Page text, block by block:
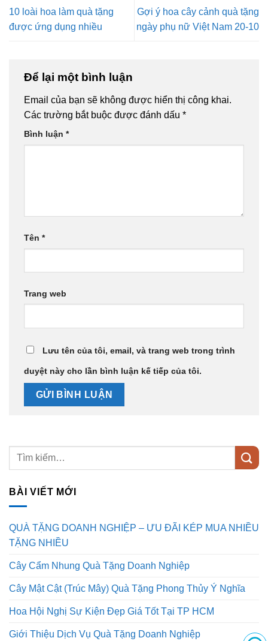
10 loài hoa làm quà tặng
được ứng dụng nhiều
Gợi ý hoa cây cảnh quà tặng
ngày phụ nữ Việt Nam 20-10
Để lại một bình luận
Email của bạn sẽ không được hiển thị công khai.
Các trường bắt buộc được đánh dấu *
Bình luận *
Tên *
Trang web
Lưu tên của tôi, email, và trang web trong trình
duyệt này cho lần bình luận kế tiếp của tôi.
BÀI VIẾT MỚI
QUÀ TẶNG DOANH NGHIỆP – ƯU ĐÃI KÉP MUA NHIỀU
TẶNG NHIỀU
Cây Cẩm Nhung Quà Tặng Doanh Nghiệp
Cây Mật Cật (Trúc Mây) Quà Tặng Phong Thủy Ý Nghĩa
Hoa Hội Nghị Sự Kiện Đẹp Giá Tốt Tại TP HCM
Giới Thiệu Dịch Vụ Quà Tặng Doanh Nghiệp